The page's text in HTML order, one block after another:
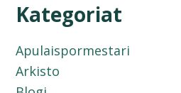
Kategoriat
Apulaispormestari
Arkisto